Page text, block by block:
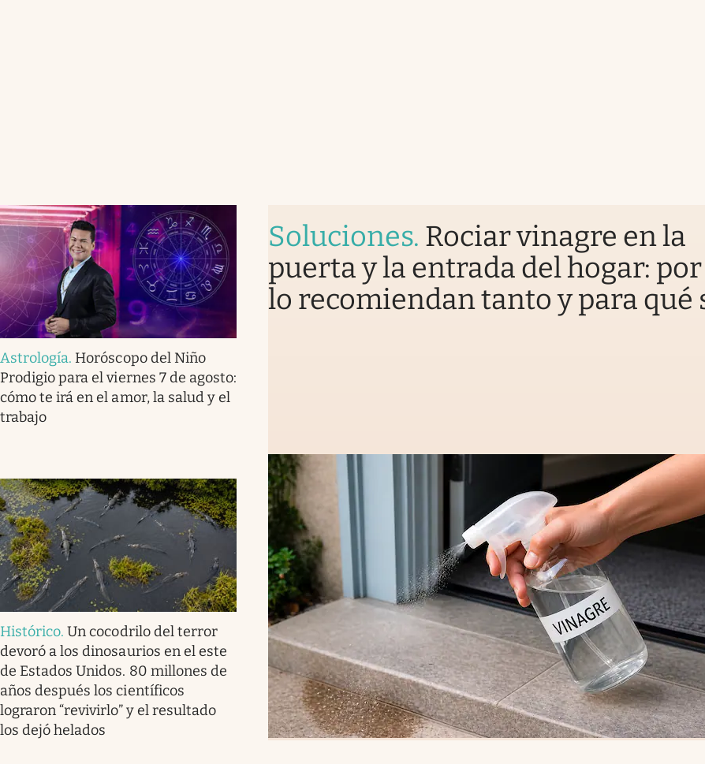
Astrología. Horóscopo del Niño
Prodigio para el viernes 7 de agosto:
cómo te irá en el amor, la salud y el
trabajo
Soluciones. Rociar vinagre en la
puerta y la entrada del hogar:
lo recomiendan tanto y para qué
Histórico.Un cocodrilo del terror
devoró a los dinosaurios en el este
de Estados Unidos. 80 millones de
años después los científicos
lograron “revivirlo” y el resultado
los dejó helados